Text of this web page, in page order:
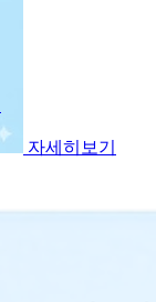
자세히보기